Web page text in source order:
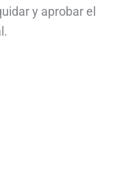
y aprobar el